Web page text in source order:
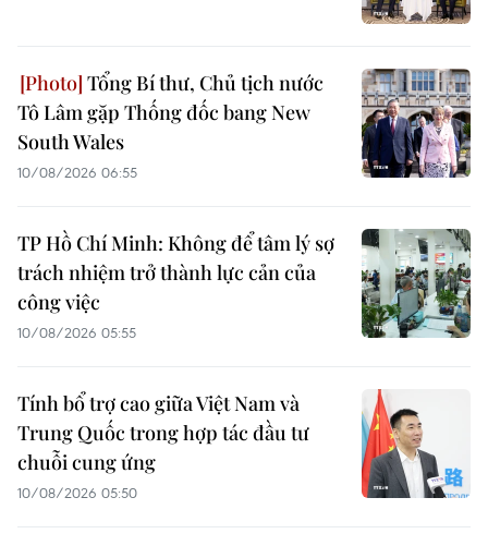
Tổng Bí thư, Chủ tịch nước
Tô Lâm gặp Thống đốc bang New
South Wales
10/08/2026 06:55
TP Hồ Chí Minh: Không để tâm lý sợ
trách nhiệm trở thành lực cản của
công việc
10/08/2026 05:55
Tính bổ trợ cao giữa Việt Nam và
Trung Quốc trong hợp tác đầu tư
chuỗi cung ứng
10/08/2026 05:50